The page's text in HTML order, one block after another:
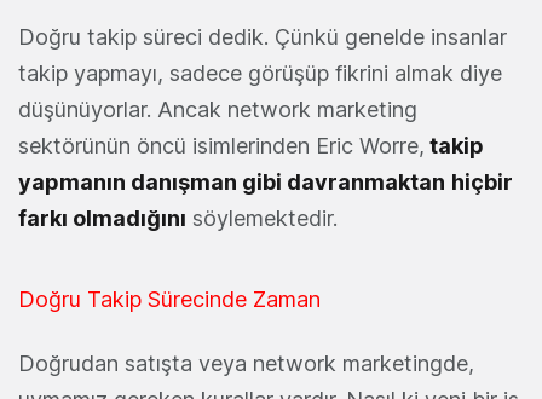
Doğru takip süreci dedik. Çünkü genelde insanlar
takip yapmayı, sadece görüşüp fikrini almak diye
düşünüyorlar. Ancak network marketing
sektörünün öncü isimlerinden Eric Worre, takip
yapmanın danışman gibi davranmaktan hiçbir
farkı olmadığını söylemektedir.
Doğru Takip Sürecinde Zaman
Doğrudan satışta veya network marketingde,